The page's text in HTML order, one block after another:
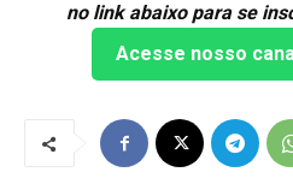
no link abaixo para se
Acesse nosso